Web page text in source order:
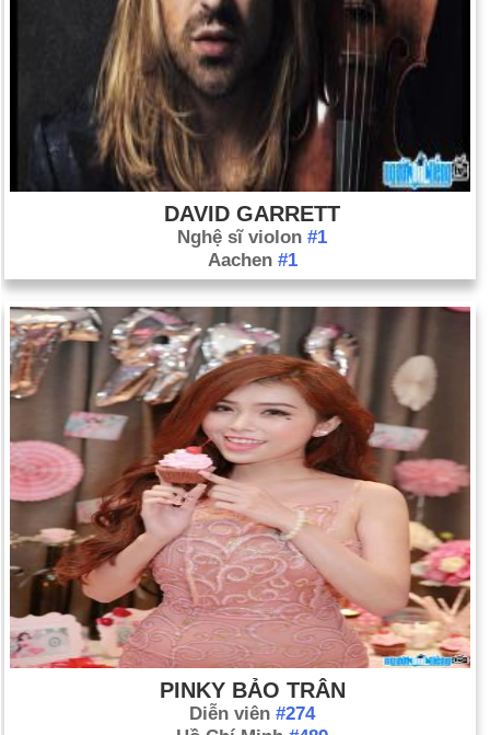
DAVID GARRETT
Nghệ sĩ violon #1
Aachen #1
PINKY BẢO TRÂN
Diễn viên #274